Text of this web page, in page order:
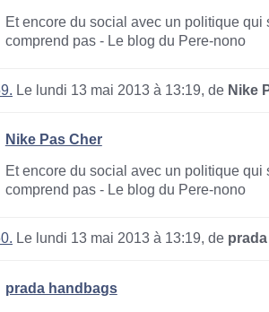
Et encore du social avec un politique qui
comprend pas - Le blog du Pere-nono
Le lundi 13 mai 2013 à 13:19, de Nike
Nike Pas Cher
Et encore du social avec un politique qui
comprend pas - Le blog du Pere-nono
Le lundi 13 mai 2013 à 13:19, de
prada handbags